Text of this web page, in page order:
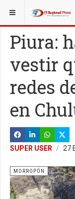
ESTÁ AQUÍ: REGIÓN
Piura:
vestir
redes
en
SUPER USER 27
MORROPÓN